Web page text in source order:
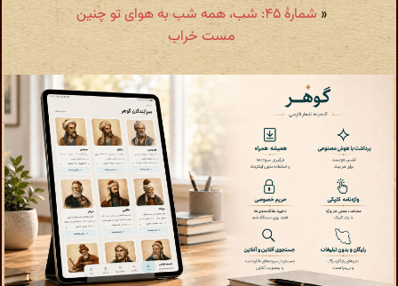
«
شمارهٔ ۴۵: شب، همه شب به هوای تو چنین
مست خراب